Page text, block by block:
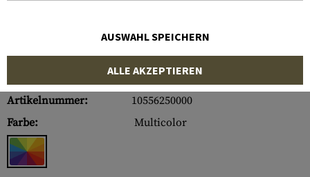
Artikelnummer:
10556250000
Farbe:
Multicolor
AUSWAHL SPEICHERN
ALLE AKZEPTIEREN